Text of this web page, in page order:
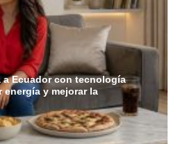
a Ecuador con tecnología
energía y mejorar la